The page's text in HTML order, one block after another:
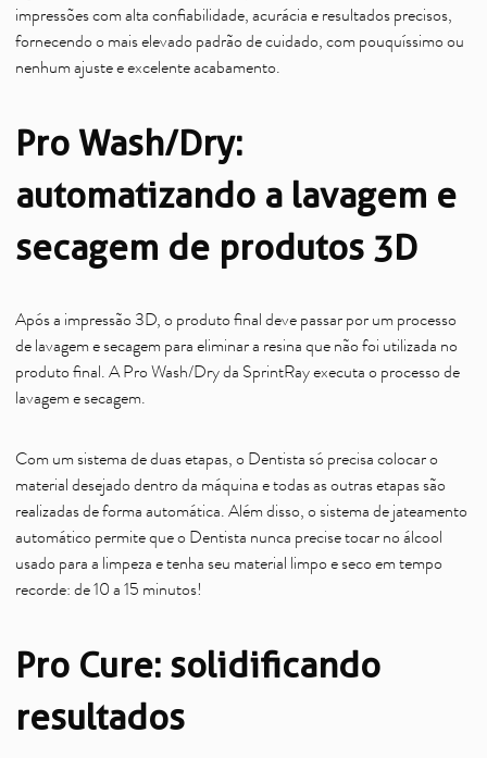
impressões com alta confiabilidade, acurácia e resultados precisos,
fornecendo o mais elevado padrão de cuidado, com pouquíssimo ou
nenhum ajuste e excelente acabamento.
Pro Wash/Dry:
automatizando a lavagem e
secagem de produtos 3D
Após a impressão 3D, o produto final deve passar por um processo
de lavagem e secagem para eliminar a resina que não foi utilizada no
produto final. A Pro Wash/Dry da SprintRay executa o processo de
lavagem e secagem.
Com um sistema de duas etapas, o Dentista só precisa colocar o
material desejado dentro da máquina e todas as outras etapas são
realizadas de forma automática. Além disso, o sistema de jateamento
automático permite que o Dentista nunca precise tocar no álcool
usado para a limpeza e tenha seu material limpo e seco em tempo
recorde: de 10 a 15 minutos!
Pro Cure: solidificando
resultados